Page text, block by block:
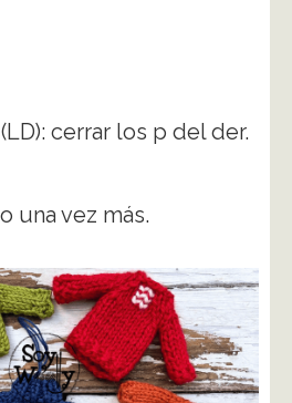
cerrar los p del der.
una vez más.